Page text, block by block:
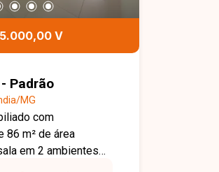
V
Padrão
MG
com
86 m² de área
em 2 ambientes